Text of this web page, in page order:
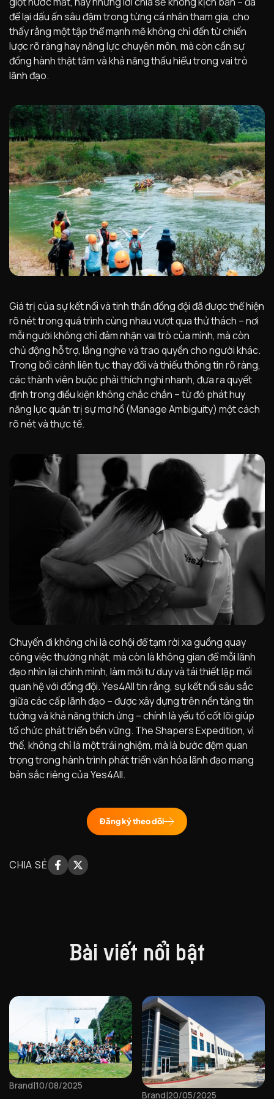
để lại dấu ấn sâu đậm trong từng cá nhân tham gia, cho
thấy rằng một tập thể mạnh mẽ không chỉ đến từ chiến
lược rõ ràng hay năng lực chuyên môn, mà còn cần sự
đồng hành thật tâm và khả năng thấu hiểu trong vai trò
lãnh đạo.
Giá trị của sự kết nối và tinh thần đồng đội đã được thể hiện
rõ nét trong quá trình cùng nhau vượt qua thử thách – nơi
mỗi người không chỉ đảm nhận vai trò của mình, mà còn
chủ động hỗ trợ, lắng nghe và trao quyền cho người khác.
Trong bối cảnh liên tục thay đổi và thiếu thông tin rõ ràng,
các thành viên buộc phải thích nghi nhanh, đưa ra quyết
định trong điều kiện không chắc chắn – từ đó phát huy
năng lực quản trị sự mơ hồ (Manage Ambiguity) một cách
rõ nét và thực tế.
Chuyến đi không chỉ là cơ hội để tạm rời xa guồng quay
công việc thường nhật, mà còn là không gian để mỗi lãnh
đạo nhìn lại chính mình, làm mới tư duy và tái thiết lập mối
quan hệ với đồng đội. Yes4All tin rằng, sự kết nối sâu sắc
giữa các cấp lãnh đạo – được xây dựng trên nền tảng tin
tưởng và khả năng thích ứng – chính là yếu tố cốt lõi giúp
tổ chức phát triển bền vững. The Shapers Expedition, vì
thế, không chỉ là một trải nghiệm, mà là bước đệm quan
trọng trong hành trình phát triển văn hóa lãnh đạo mang
bản sắc riêng của Yes4All.
Đăng ký theo dõi
CHIA SẺ
Facebook
X
Bài viết nổi bật
Brand|10/08/2025
Brand|20/05/2025